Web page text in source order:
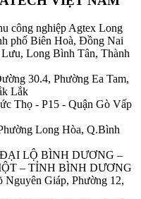
công nghiệp Agtex Long
phố Biên Hoà, Đồng Nai
Long Bình Tân, Thành
30.4, Phường Ea Tam,
Lắk
Thọ - P15 - Quận Gò Vấp
Long Hòa, Q.Bình
ĐẠI LỘ BÌNH DƯƠNG –
– TỈNH BÌNH DƯƠNG
Nguyên Giáp, Phường 12,